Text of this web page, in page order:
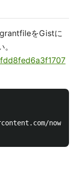
をGistに